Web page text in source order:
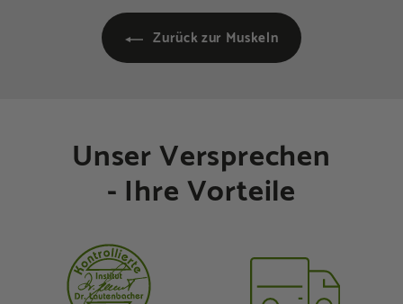
Zurück zur Muskeln
Unser Versprechen
- Ihre Vorteile